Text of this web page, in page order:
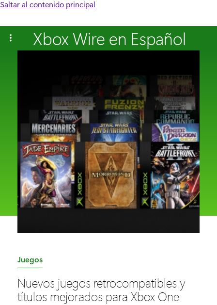
Saltar al contenido principal
Xbox Wire en Español
C
t
e
Juegos
Nuevos juegos retrocompatibles y
títulos mejorados para Xbox One